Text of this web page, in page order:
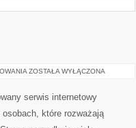
TRENDY
ZOSTAŁA WYŁĄCZONA
serwis internetowy
które rozważają